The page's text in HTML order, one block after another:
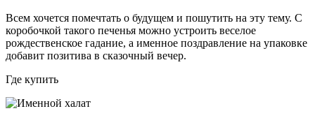
Всем хочется помечтать о будущем и пошутить на эту тему. С
коробочкой такого печенья можно устроить веселое
рождественское гадание, а именное поздравление на упаковке
добавит позитива в сказочный вечер.
Где купить